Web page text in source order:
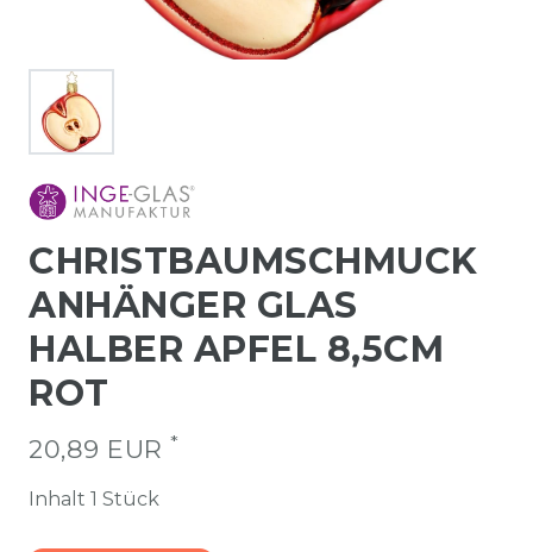
CHRISTBAUMSCHMUCK
ANHÄNGER GLAS
HALBER APFEL 8,5CM
ROT
20,89 EUR *
Inhalt 1 Stück